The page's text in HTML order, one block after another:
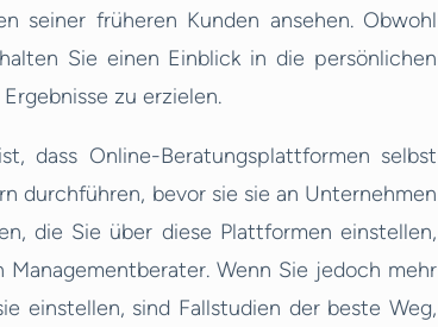
seiner früheren Kunden ansehen. Obwohl
Sie einen Einblick in die persönlichen
zu erzielen.
dass Online-Beratungsplattformen selbst
durchführen, bevor sie sie an Unternehmen
die Sie über diese Plattformen einstellen,
Wenn Sie jedoch mehr
einstellen, sind Fallstudien der beste Weg,